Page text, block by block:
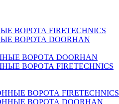
FIRETECHNICS
ВОРОТА DOORHAN
ВОРОТА DOORHAN
ВОРОТА FIRETECHNICS
ВОРОТА FIRETECHNICS
ВОРОТА DOORHAN